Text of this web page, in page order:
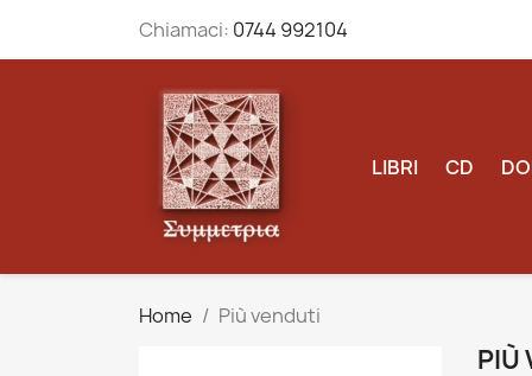
Chiamaci: 0744 992104
LIBRI CD
Home Più venduti
PIÙ